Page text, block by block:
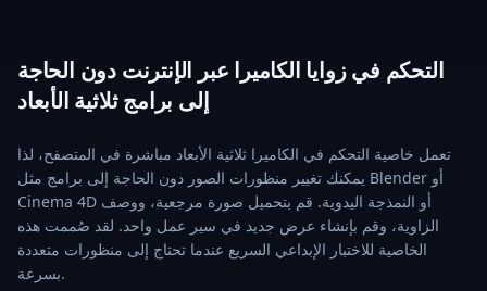
التحكم في زوايا الكاميرا عبر الإنترنت دون الحاجة
إلى برامج ثلاثية الأبعاد
تعمل خاصية التحكم في الكاميرا ثلاثية الأبعاد مباشرة في المتصفح، لذا
يمكنك تغيير منظورات الصور دون الحاجة إلى برامج مثل Blender أو
Cinema 4D أو النمذجة اليدوية. قم بتحميل صورة مرجعية، ووصف
الزاوية، وقم بإنشاء عرض جديد في سير عمل واحد. لقد صُممت هذه
الخاصية للاختبار الإبداعي السريع عندما تحتاج إلى منظورات متعددة
بسرعة.